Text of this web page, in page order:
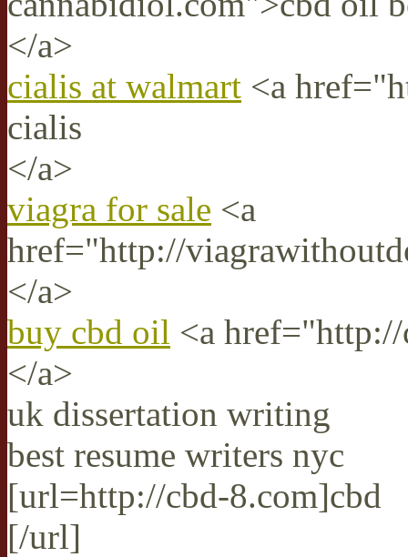
</a>
cialis at walmart <a
cialis
</a>
viagra for sale <a
href="http://
</a>
buy cbd oil <a
</a>
uk dissertation writing
best resume writers nyc
[url=http://cbd-8.com]cbd
[/url]